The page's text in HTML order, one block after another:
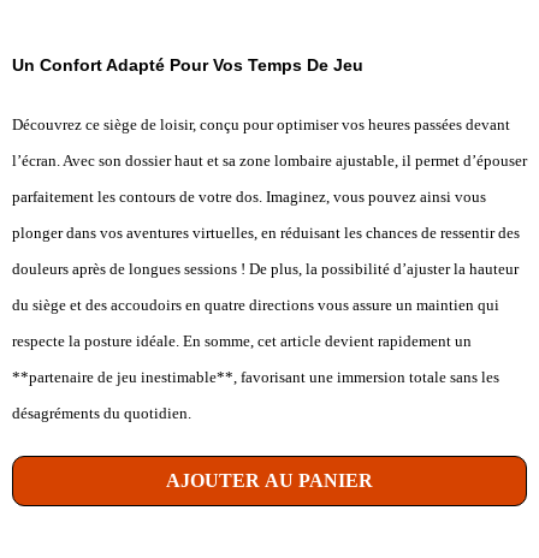
Un Confort Adapté Pour Vos Temps De Jeu
Découvrez ce siège de loisir, conçu pour optimiser vos heures passées devant
l’écran. Avec son dossier haut et sa zone lombaire ajustable, il permet d’épouser
parfaitement les contours de votre dos. Imaginez, vous pouvez ainsi vous
plonger dans vos aventures virtuelles, en réduisant les chances de ressentir des
douleurs après de longues sessions ! De plus, la possibilité d’ajuster la hauteur
du siège et des accoudoirs en quatre directions vous assure un maintien qui
respecte la posture idéale. En somme, cet article devient rapidement un
**partenaire de jeu inestimable**, favorisant une immersion totale sans les
désagréments du quotidien.
AJOUTER AU PANIER